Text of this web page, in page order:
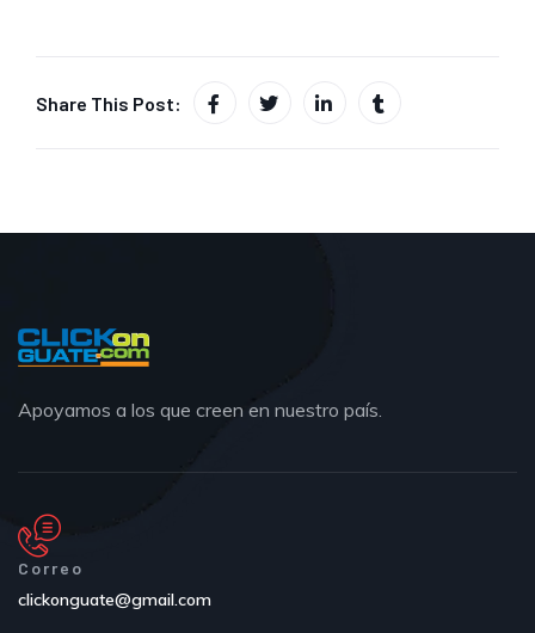
Share This Post:
Apoyamos a los que creen en nuestro país.
Correo
clickonguate@gmail.com